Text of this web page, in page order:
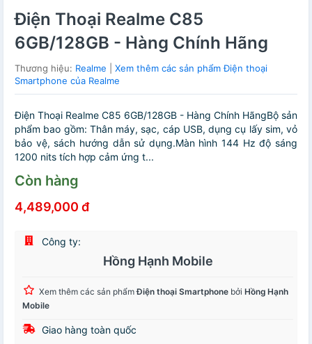
Điện Thoại Realme C85
6GB/128GB - Hàng Chính Hãng
Thương hiệu: Realme
Xem thêm các sản phẩm Điện thoại
Smartphone của Realme
Điện Thoại Realme C85 6GB/128GB - Hàng Chính HãngBộ sản
phẩm bao gồm: Thân máy, sạc, cáp USB, dụng cụ lấy sim, vỏ
bảo vệ, sách hướng dẫn sử dụng.Màn hình 144 Hz độ sáng
1200 nits tích hợp cảm ứng t...
Còn hàng
4,489,000 đ
Công ty:
Hồng Hạnh Mobile
Xem thêm các sản phẩmĐiện thoại Smartphone bởi Hồng Hạnh
Mobile
Giao hàng toàn quốc